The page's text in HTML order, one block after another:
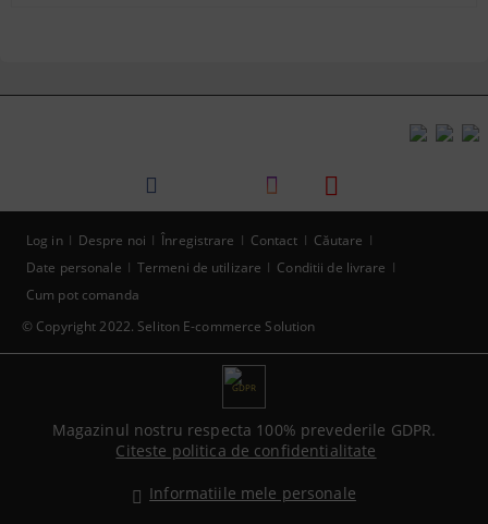
© Copyright 2022. Seliton E-commerce Solution
Log in Despre noi Înregistrare Contact
Căutare
Date personale
Termeni de utilizare
Conditii de livrare
Cum pot comanda
GDPR
Magazinul nostru respecta 100% prevederile GDPR.
Citeste politica de confidentialitate
Informatiile mele personale